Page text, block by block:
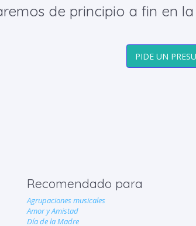
de principio a fin en
PIDE UN
Recomendado para
Agrupaciones musicales
Amor y Amistad
Día de la Madre